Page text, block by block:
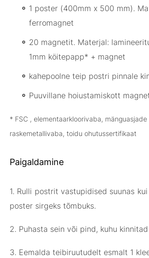
1 poster (400mm x 500 mm).
ferromagnet
20 magnetit. Materjal:
1mm köitepapp* + magnet
kahepoolne teip postri pinnale
Puuvillane hoiustamiskott
* FSC , elementaarkloorivaba,
raskemetallivaba, toidu ohutussertifikaat
Paigaldamine
1. Rulli postrit vastupidised suunas
poster sirgeks tõmbuks.
2. Puhasta sein või pind, kuhu
3. Eemalda teibiruutudelt esmalt 1